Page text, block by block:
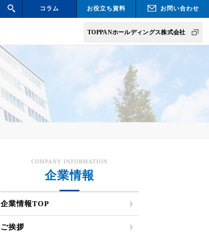
検索
お役立ち資料 お問い合わせ
コラム
TOPPANホールディングス株式会社
COMPANY INFORMATION
企業情報
企業情報TOP
ご挨拶